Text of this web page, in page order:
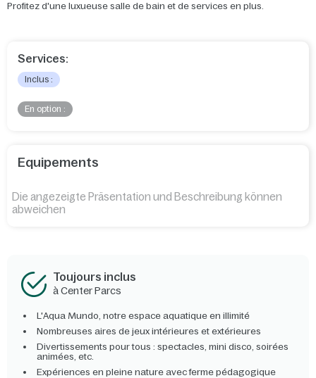
Profitez d'une luxueuse salle de bain et de services en plus.
Services:
Inclus :
En option :
Equipements
Die angezeigte Präsentation und Beschreibung können
abweichen
Toujours inclus
à Center Parcs
L'Aqua Mundo, notre espace aquatique en illimité
Nombreuses aires de jeux intérieures et extérieures
Divertissements pour tous : spectacles, mini disco, soirées
animées, etc.
Expériences en pleine nature avec ferme pédagogique